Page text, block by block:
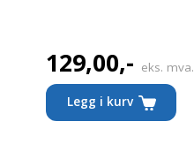
129,00,- eks. mva.
Legg i kurv